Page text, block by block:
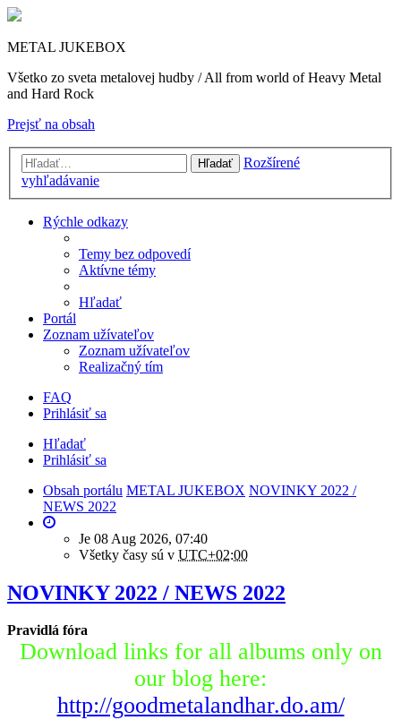
METAL JUKEBOX
Všetko zo sveta metalovej hudby / All from world of Heavy Metal
and Hard Rock
Prejsť na obsah
Hľadať
Rozšírené
vyhľadávanie
Rýchle odkazy
Temy bez odpovedí
Aktívne témy
Hľadať
Portál
Zoznam užívateľov
Zoznam užívateľov
Realizačný tím
FAQ
Prihlásiť sa
Hľadať
Prihlásiť sa
Obsah portálu METAL JUKEBOX NOVINKY 2022 /
NEWS 2022
Je 08 Aug 2026, 07:40
Všetky časy sú v UTC+02:00
NOVINKY 2022 / NEWS 2022
Pravidlá fóra
Download links for all albums only on
our blog here:
http://goodmetalandhar.do.am/